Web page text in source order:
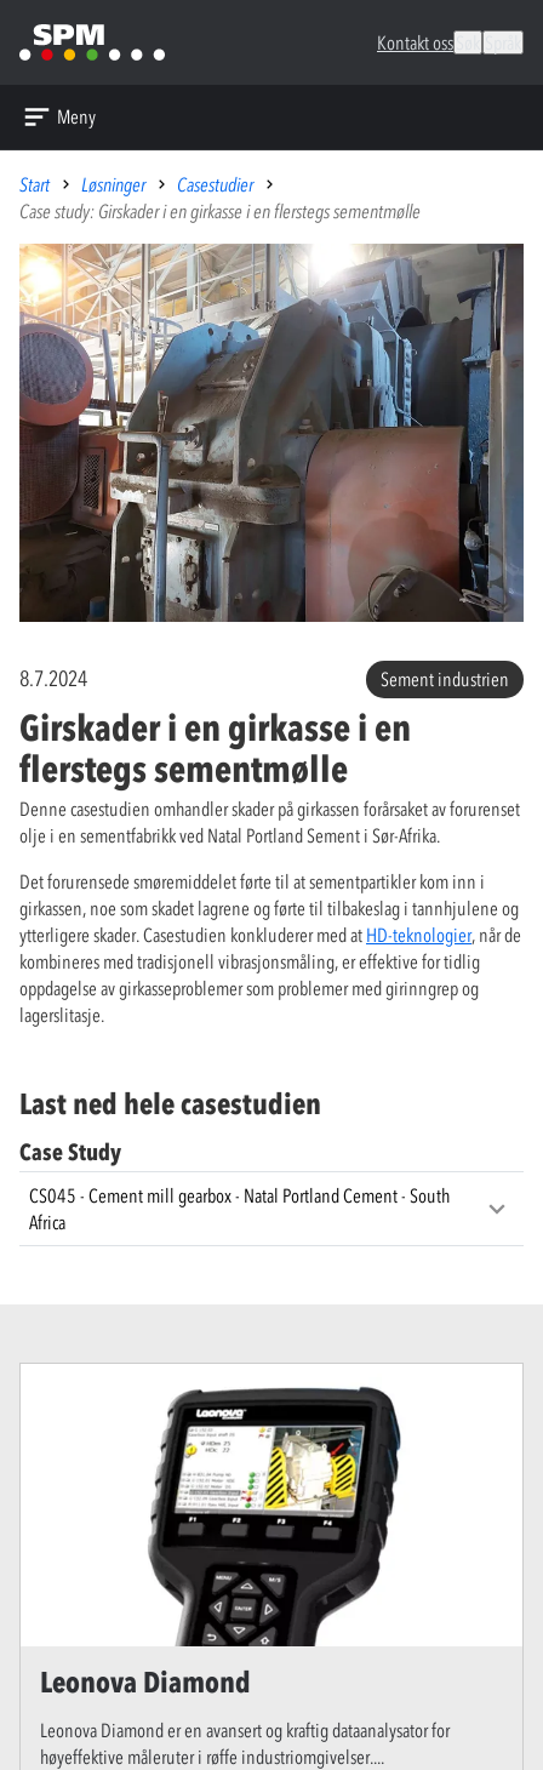
Kontakt oss
Meny
Start Løsninger
Casestudier
Case study: Girskader i en girkasse i en flerstegs sementmølle
8.7.2024 Sement industrien
Girskader i en girkasse i en
flerstegs sementmølle
Denne casestudien omhandler skader på girkassen forårsaket av forurenset
olje i en sementfabrikk ved Natal Portland Sement i Sør-Afrika.
Det forurensede smøremiddelet førte til at sementpartikler kom inn i
girkassen, noe som skadet lagrene og førte til tilbakeslag i tannhjulene og
ytterligere skader. Casestudien konkluderer med at HD-teknologier, når de
kombineres med tradisjonell vibrasjonsmåling, er effektive for tidlig
oppdagelse av girkasseproblemer som problemer med girinngrep og
lagerslitasje.
Last ned hele casestudien
Case Study
CS045 - Cement mill gearbox - Natal Portland Cement - South
Africa
Leonova Diamond
Leonova Diamond er en avansert og kraftig dataanalysator for
høyeffektive måleruter i røffe industriomgivelser....